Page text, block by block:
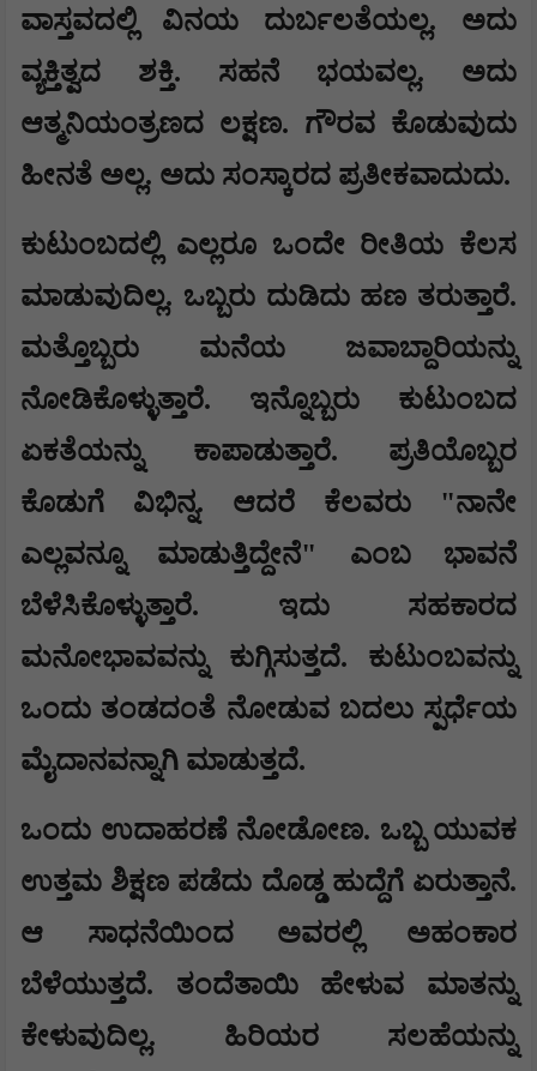
ವಾಸ್ತವದಲ್ಲಿ ವಿನಯ ದುರ್ಬಲತೆಯಲ್ಲ. ಅದು
ವ್ಯಕ್ತಿತ್ವದ ಶಕ್ತಿ. ಸಹನೆ ಭಯವಲ್ಲ. ಅದು
ಆತ್ಮನಿಯಂತ್ರಣದ ಲಕ್ಷಣ. ಗೌರವ ಕೊಡುವುದು
ಹೀನತೆ ಅಲ್ಲ. ಅದು ಸಂಸ್ಕಾರದ ಪ್ರತೀಕವಾದುದು.
ಕುಟುಂಬದಲ್ಲಿ ಎಲ್ಲರೂ ಒಂದೇ ರೀತಿಯ ಕೆಲಸ
ಮಾಡುವುದಿಲ್ಲ. ಒಬ್ಬರು ದುಡಿದು ಹಣ ತರುತ್ತಾರೆ.
ಮತ್ತೊಬ್ಬರು ಮನೆಯ ಜವಾಬ್ದಾರಿಯನ್ನು
ನೋಡಿಕೊಳ್ಳುತ್ತಾರೆ. ಇನ್ನೊಬ್ಬರು ಕುಟುಂಬದ
ಏಕತೆಯನ್ನು ಕಾಪಾಡುತ್ತಾರೆ. ಪ್ರತಿಯೊಬ್ಬರ
ಕೊಡುಗೆ ವಿಭಿನ್ನ. ಆದರೆ ಕೆಲವರು "ನಾನೇ
ಎಲ್ಲವನ್ನೂ ಮಾಡುತ್ತಿದ್ದೇನೆ" ಎಂಬ ಭಾವನೆ
ಬೆಳೆಸಿಕೊಳ್ಳುತ್ತಾರೆ. ಇದು ಸಹಕಾರದ
ಮನೋಭಾವವನ್ನು ಕುಗ್ಗಿಸುತ್ತದೆ. ಕುಟುಂಬವನ್ನು
ಒಂದು ತಂಡದಂತೆ ನೋಡುವ ಬದಲು ಸ್ಪರ್ಧೆಯ
ಮೈದಾನವನ್ನಾಗಿ ಮಾಡುತ್ತದೆ.
ಒಂದು ಉದಾಹರಣೆ ನೋಡೋಣ. ಒಬ್ಬ ಯುವಕ
ಉತ್ತಮ ಶಿಕ್ಷಣ ಪಡೆದು ದೊಡ್ಡ ಹುದ್ದೆಗೆ ಏರುತ್ತಾನೆ.
ಆ ಸಾಧನೆಯಿಂದ ಅವರಲ್ಲಿ ಅಹಂಕಾರ
ಬೆಳೆಯುತ್ತದೆ. ತಂದೆತಾಯಿ ಹೇಳುವ ಮಾತನ್ನು
ಕೇಳುವುದಿಲ್ಲ. ಹಿರಿಯರ ಸಲಹೆಯನ್ನು